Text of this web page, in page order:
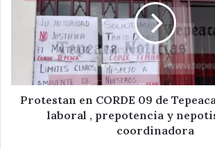
Tepeaca
maltrato
laboral
prepotencia
Protestan en CORDE 09 de
laboral , prepotencia y
coordinadora